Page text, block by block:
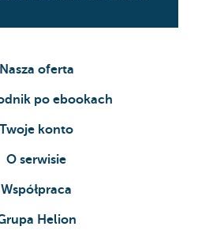
Nasza oferta
po ebookach
Twoje konto
O serwisie
Współpraca
Helion